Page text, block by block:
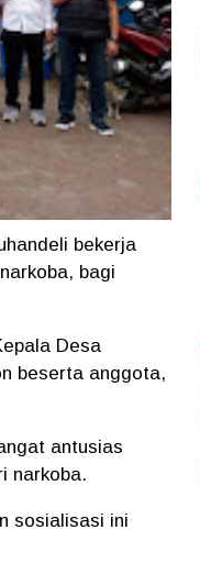
bekerja
bagi
Desa
beserta anggota,
antusias
narkoba.
sosialisasi ini